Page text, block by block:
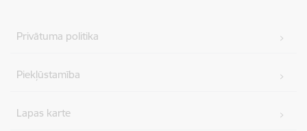
Privātuma politika
Piekļūstamība
Lapas karte